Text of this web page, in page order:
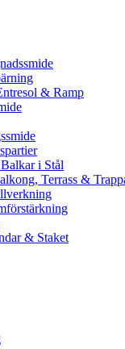
& Ramp
i Stål
Terrass &
& Staket